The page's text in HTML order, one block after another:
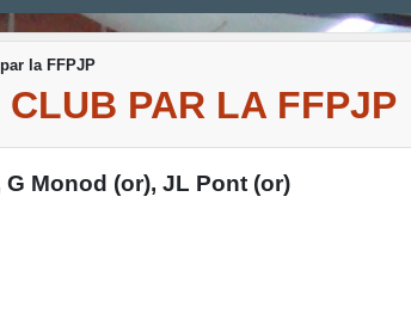
la FFPJP
CLUB PAR LA FFPJP
Monod (or), JL Pont (or)